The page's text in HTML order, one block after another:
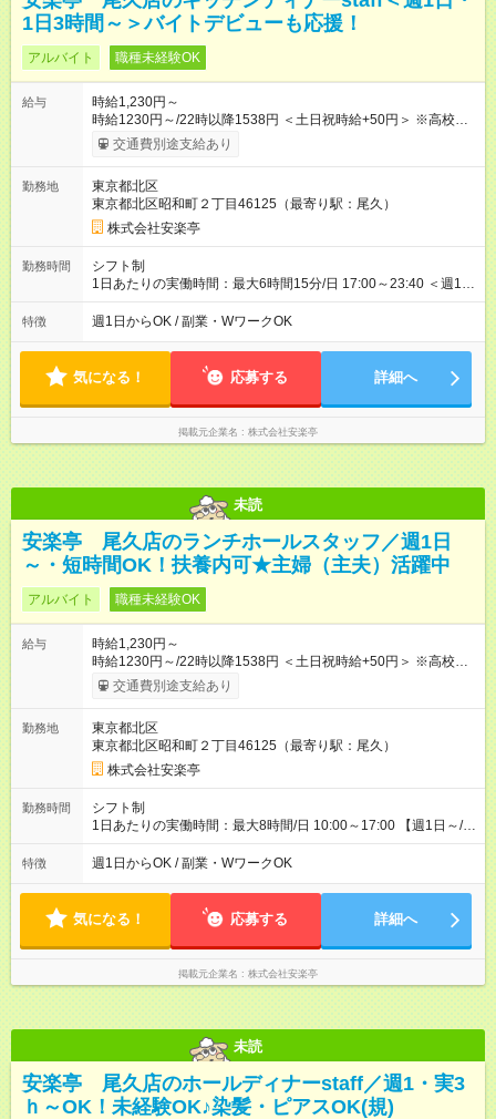
1日3時間～＞バイトデビューも応援！
アルバイト 職種未経験OK
給与
時給1,230円～
時給1230円～/22時以降1538円 ＜土日祝時給+50円＞ ※高校生
時給1230円 【試用期間】試用期間あり 試用期間の長さ：12ヶ
月 雇用形態、給与は本採用時と同じです。 ※最大12ヶ月の間
交通費別途支給あり
勤務地
東京都北区
東京都北区昭和町２丁目46125（最寄り駅：尾久）
株式会社安楽亭
勤務時間
シフト制
1日あたりの実働時間：最大6時間15分/日 17:00～23:40 ＜週1日
～/短時間OK！＞ ※18歳未満・高校生は21:30までの勤務 ・シフ
トは自己申告制だから私生活優先でOK◎ ・週1日もあれば週5日
して短時間」など希望に合わせて働けます！
特徴 週1日からOK / 副業・WワークOK
気になる！ 応募する 詳細へ
掲載元企業名 株式会社安楽亭
未読
安楽亭 尾久店のランチホールスタッフ／週1日
～・短時間OK！扶養内可★主婦（主夫）活躍中
アルバイト 職種未経験OK
給与
時給1,230円～
時給1230円～/22時以降1538円 ＜土日祝時給+50円＞ ※高校生
時給1230円 【試用期間】試用期間あり 試用期間の長さ：12ヶ
月 雇用形態、給与は本採用時と同じです。 ※最大12ヶ月の間
交通費別途支給あり
勤務地
東京都北区
東京都北区昭和町２丁目46125（最寄り駅：尾久）
株式会社安楽亭
勤務時間
シフト制
1日あたりの実働時間：最大8時間/日 10:00～17:00 【週1日～/1
日3時間～OK！】 ＊レギュラー勤務ももちろん大歓迎！ 「子ど
ものお迎えまでの時間」 「ランチタイムだけ」 など、家庭の予
談可能◎
特徴 週1日からOK / 副業・WワークOK
気になる！ 応募する 詳細へ
掲載元企業名 株式会社安楽亭
未読
安楽亭 尾久店のホールディナーstaff／週1・実3
ｈ～OK！未経験OK♪染髪・ピアスOK(規)